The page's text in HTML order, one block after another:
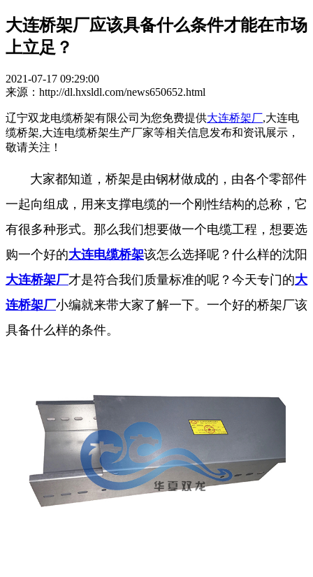
大连桥架厂应该具备什么条件才能在市场
上立足？
2021-07-17 09:29:00
来源：http://dl.hxsldl.com/news650652.html
辽宁双龙电缆桥架有限公司为您免费提供大连桥架厂,大连电
缆桥架,大连电缆桥架生产厂家等相关信息发布和资讯展示，
敬请关注！
大家都知道，桥架是由钢材做成的，由各个零部件
一起向组成，用来支撑电缆的一个刚性结构的总称，它
有很多种形式。那么我们想要做一个电缆工程，想要选
购一个好的大连电缆桥架该怎么选择呢？什么样的沈阳
大连桥架厂才是符合我们质量标准的呢？今天专门的大
连桥架厂小编就来带大家了解一下。一个好的桥架厂该
具备什么样的条件。